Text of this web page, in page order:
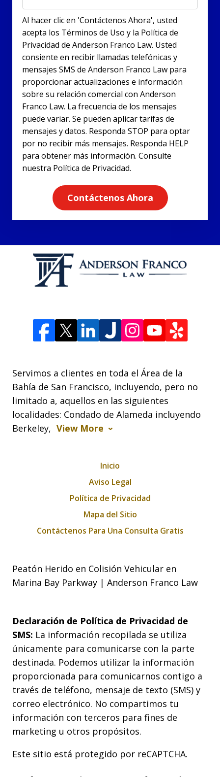
Al hacer clic en 'Contáctenos Ahora', usted
acepta los Términos de Uso y la Política de
Privacidad de Anderson Franco Law. Usted
consiente en recibir llamadas telefónicas y
mensajes SMS de Anderson Franco Law para
proporcionar actualizaciones e información
sobre su relación comercial con Anderson
Franco Law. La frecuencia de los mensajes
puede variar. Se pueden aplicar tarifas de
mensajes y datos. Responda STOP para optar
por no recibir más mensajes. Responda HELP
para obtener más información. Consulte
nuestra Política de Privacidad.
Contáctenos Ahora
Servimos a clientes en toda el Área de la
Bahía de San Francisco, incluyendo, pero no
limitado a, aquellos en las siguientes
localidades: Condado de Alameda incluyendo
Berkeley, View More
Inicio
Aviso Legal
Política de Privacidad
Mapa del Sitio
Contáctenos Para Una Consulta Gratis
Peatón Herido en Colisión Vehicular en
Marina Bay Parkway | Anderson Franco Law
Declaración de Política de Privacidad de
SMS: La información recopilada se utiliza
únicamente para comunicarse con la parte
destinada. Podemos utilizar la información
proporcionada para comunicarnos contigo a
través de teléfono, mensaje de texto (SMS) y
correo electrónico. No compartimos tu
información con terceros para fines de
marketing u otros propósitos.
Este sitio está protegido por reCAPTCHA.